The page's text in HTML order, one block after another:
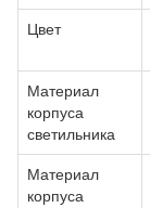
Цвет
Материал
корпуса
светильника
Материал
корпуса